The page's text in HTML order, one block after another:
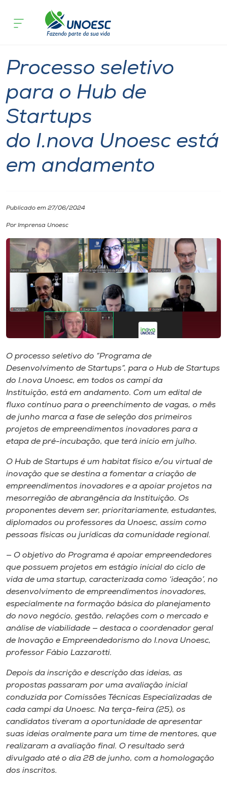
Cursos
Atendimento ao Estudante
Portal de Ensino
Internacionalização
I.nova
Diplomados
Cultura
CPA
Biblioteca
Editora
Rádio
Museu
Unoesc
Store
Selecione
o idioma
A+
A-
Inovação
Processo seletivo
para o Hub de
Startups
do I.nova Unoesc está
em andamento
Publicado em 27/06/2024
Por Imprensa Unoesc
O processo seletivo do “Programa de
Desenvolvimento de Startups”, para o Hub de Startups
do I.nova Unoesc, em todos os campi da
Instituição, está em andamento. Com um edital de
fluxo contínuo para o preenchimento de vagas, o mês
de junho marca a fase de seleção dos primeiros
projetos de empreendimentos inovadores para a
etapa de pré-incubação, que terá início em julho.
O Hub de Startups é um habitat físico e/ou virtual de
inovação que se destina a fomentar a criação de
empreendimentos inovadores e a apoiar projetos na
mesorregião de abrangência da Instituição. Os
proponentes devem ser, prioritariamente, estudantes,
diplomados ou professores da Unoesc, assim como
pessoas físicas ou jurídicas da comunidade regional.
— O objetivo do Programa é apoiar empreendedores
que possuem projetos em estágio inicial do ciclo de
vida de uma startup, caracterizada como ‘ideação’, no
desenvolvimento de empreendimentos inovadores,
especialmente na formação básica do planejamento
do novo negócio, gestão, relações com o mercado e
análise de viabilidade — destaca o coordenador geral
de Inovação e Empreendedorismo do I.nova Unoesc,
professor Fábio Lazzarotti.
Depois da inscrição e descrição das ideias, as
propostas passaram por uma avaliação inicial
conduzida por Comissões Técnicas Especializadas de
cada campi da Unoesc. Na terça-feira (25), os
candidatos tiveram a oportunidade de apresentar
suas ideias oralmente para um time de mentores, que
realizaram a avaliação final. O resultado será
divulgado até o dia 28 de junho, com a homologação
dos inscritos.